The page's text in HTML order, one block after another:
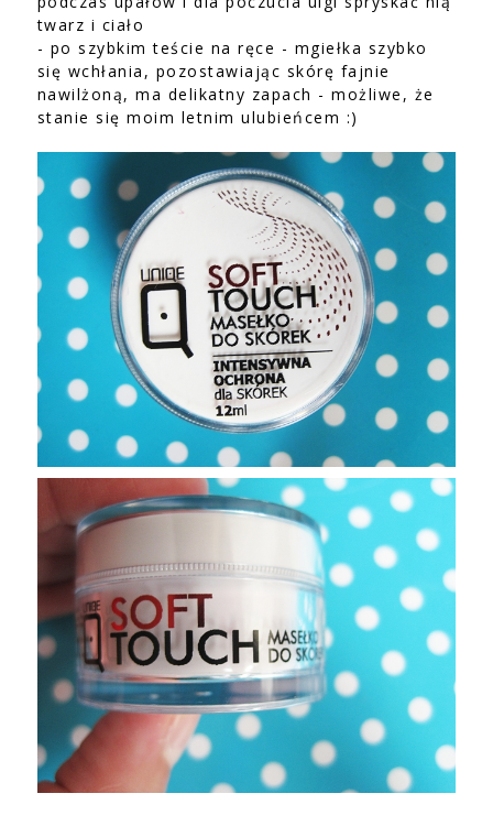
twarz i ciało
- po szybkim teście na ręce - mgiełka szybko
się wchłania, pozostawiając skórę fajnie
nawilżoną, ma delikatny zapach - możliwe, że
stanie się moim letnim ulubieńcem :)